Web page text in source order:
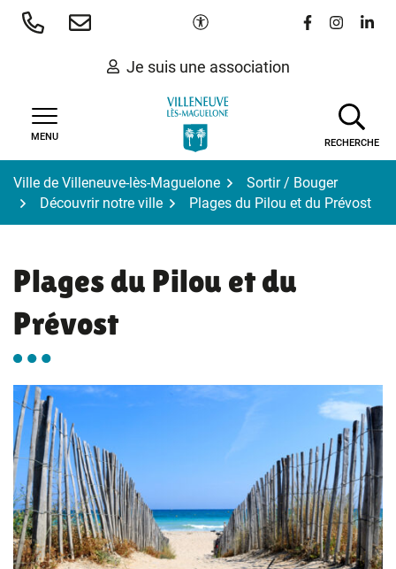
Aller
Paramètres d'accessibilité
Lien vers le
Lien vers
Lien
Je suis une association
MENU
RECHERCHE
Ville de Villeneuve-lès-Maguelone
Sortir / Bouger
Découvrir notre ville
Plages du Pilou et du Prévost
Plages du Pilou et du
Prévost